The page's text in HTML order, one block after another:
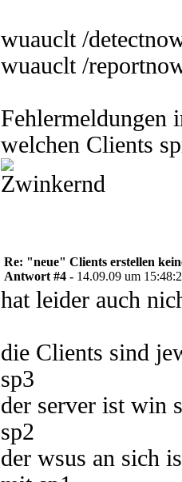
wuauclt /
wuauclt /
Fehlermeldungen
welchen Clients
Re: "neue" Clients erstellen
Antwort #4 - 14.09.09 um
hat leider auch
die Clients sind
sp3
der server ist win
sp2
der wsus an sich